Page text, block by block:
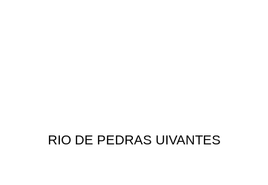
RIO DE PEDRAS UIVANTES